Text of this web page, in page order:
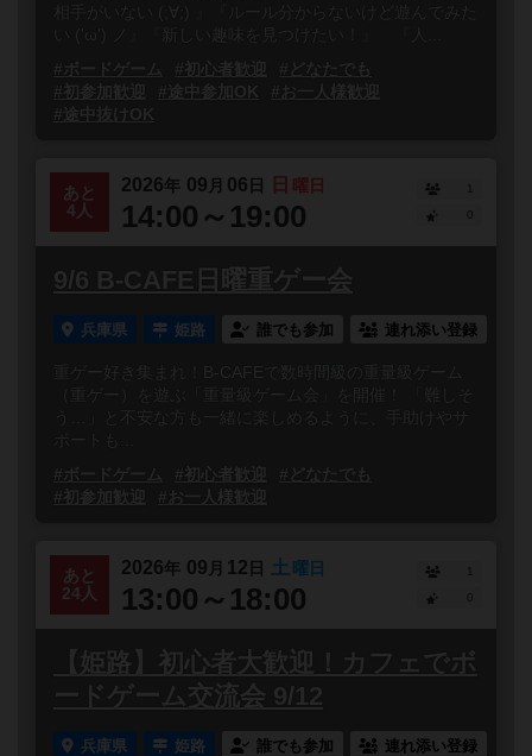
相手がいない (;∀;) 』『ルール分からないけど遊んでみた
い ('ω') ノ』『新しい趣味を見つけたい！』 『人...
#ボードゲーム
#初心者歓迎
#どなたでも
#初参加歓迎
#途中参加OK
#お一人様歓迎
#途中抜けOK
あと
4人
2026年 09 月 06 日 日 曜日
14:00～19:00
1
9/6 B-CAFE日曜重ゲー会
兵庫県 姫路 誰でも参加 連れ添い登録
重ゲー好き集まれ！B-CAFEで数時間級の重量級ゲーム
（重ゲー）を遊ぶ「重量級ゲーム会」を開催！ 「難しそ
う…」と不安な方も一緒に楽しめるように、手助けやサ
#ボードゲーム
#初心者歓迎
#どなたでも
#初参加歓迎
#お一人様歓迎
あと
24人
2026年 09 月 12 日 土 曜日
13:00～18:00
1
【姫路】初心者大歓迎！カフェでボ
ードゲーム交流会 9/12
兵庫県 姫路 誰でも参加 連れ添い登録